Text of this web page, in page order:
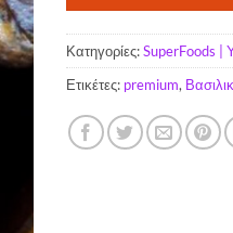
Κατηγορίες:SuperFoods |
Ετικέτες: premium,